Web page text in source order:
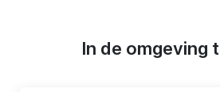
In de omgeving